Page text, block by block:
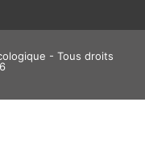
- Tous droits